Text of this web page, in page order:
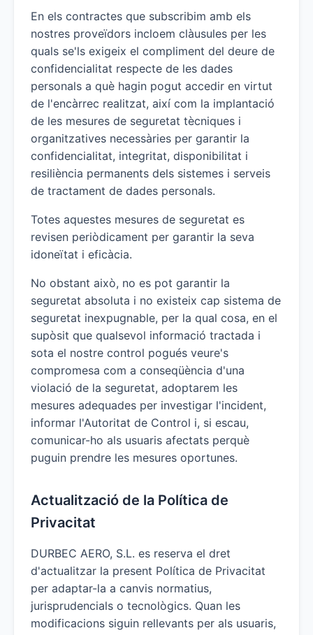
En els contractes que subscribim amb els
nostres proveïdors incloem clàusules per les
quals se'ls exigeix el compliment del deure de
confidencialitat respecte de les dades
personals a què hagin pogut accedir en virtut
de l'encàrrec realitzat, així com la implantació
de les mesures de seguretat tècniques i
organitzatives necessàries per garantir la
confidencialitat, integritat, disponibilitat i
resiliència permanents dels sistemes i serveis
de tractament de dades personals.
Totes aquestes mesures de seguretat es
revisen periòdicament per garantir la seva
idoneïtat i eficàcia.
No obstant això, no es pot garantir la
seguretat absoluta i no existeix cap sistema de
seguretat inexpugnable, per la qual cosa, en el
supòsit que qualsevol informació tractada i
sota el nostre control pogués veure's
compromesa com a conseqüència d'una
violació de la seguretat, adoptarem les
mesures adequades per investigar l'incident,
informar l'Autoritat de Control i, si escau,
comunicar-ho als usuaris afectats perquè
puguin prendre les mesures oportunes.
Actualització de la Política de
Privacitat
DURBEC AERO, S.L. es reserva el dret
d'actualitzar la present Política de Privacitat
per adaptar-la a canvis normatius,
jurisprudencials o tecnològics. Quan les
modificacions siguin rellevants per als usuaris,